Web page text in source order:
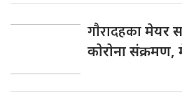
गाैरादहकामेयर
काेराेना संक्रमण,